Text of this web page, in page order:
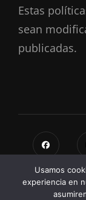
Estas
sean
publicadas.
Usamos
experiencia en